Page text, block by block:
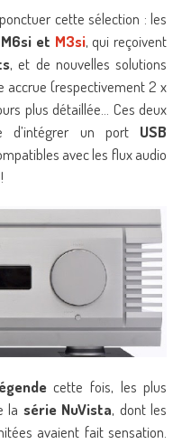
cette sélection : les
M6si et M3si, qui reçoivent
, et de nouvelles solutions
accrue (respectivement 2 x
plus détaillée… Ces deux
d’intégrer un port USB
avec les flux audio
cette fois, les plus
la série NuVista, dont les
avaient fait sensation.